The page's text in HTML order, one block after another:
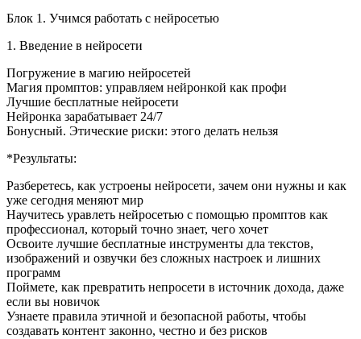
Блок 1. Учимся работать с нейросетью
1. Введение в нейросети
Погружение в магию нейросетей
Магия промптов: управляем нейронкой как профи
Лучшие бесплатные нейросети
Нейронка зарабатывает 24/7
Бонусный. Этические риски: этого делать нельзя
*Результаты:
Разберетесь, как устроены нейросети, зачем они нужны и как
уже сегодня меняют мир
Научитесь уравлеть нейросетью с помощью промптов как
профессионал, который точно знает, чего хочет
Освоите лучшие бесплатные инструменты дла текстов,
изображений и озвучки без сложных настроек и лишних
программ
Поймете, как превратить непросети в источник дохода, даже
если вы новичок
Узнаете правила этичной и безопасной работы, чтобы
создавать контент законно, честно и без рисков